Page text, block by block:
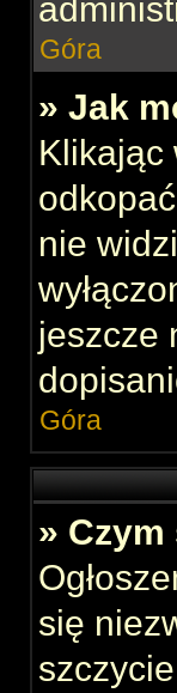
Góra
» Jak
Klikając
nie
jeszcze
Góra
» Czym
się